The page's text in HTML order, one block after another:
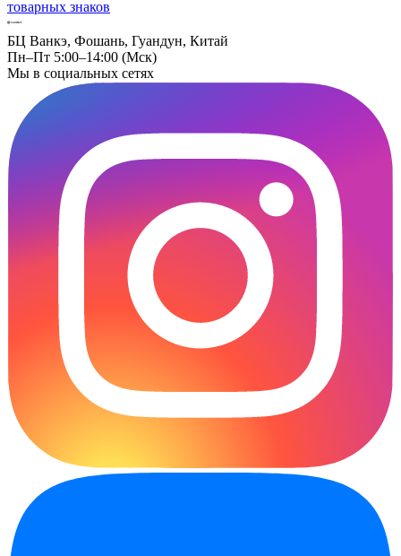
товарных знаков
БЦ Ванкэ, Фошань, Гуандун, Китай
Пн–Пт 5:00–14:00 (Мск)
Мы в социальных сетях